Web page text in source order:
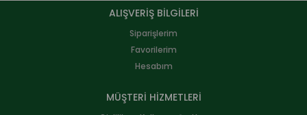
ALIŞVERİŞ BİLGİLERİ
Siparişlerim
Favorilerim
Hesabım
MÜŞTERİ HİZMETLERİ